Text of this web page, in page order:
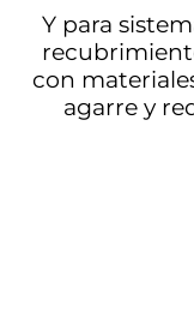
Y para
con
agarre y